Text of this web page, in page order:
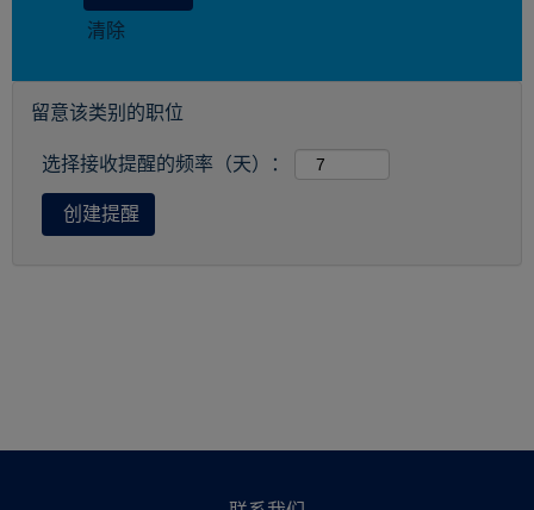
清除
留意该类别的职位
选择接收提醒的频率（天）：